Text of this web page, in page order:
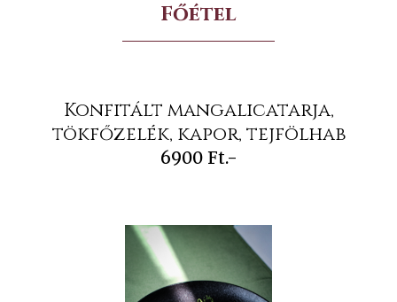
Főétel
Konfitált mangalicatarja,
tökfőzelék, kapor, tejfölhab
6900 Ft.-